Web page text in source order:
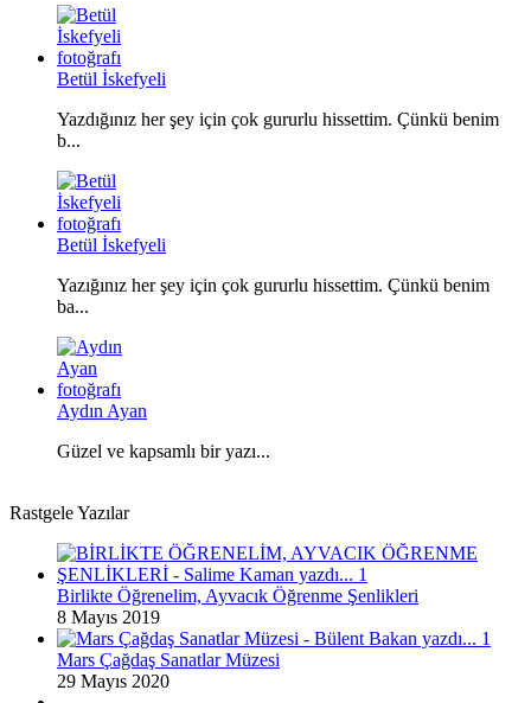
Betül İskefyeli
Yazdığınız her şey için çok gururlu hissettim. Çünkü benim
b...
Betül İskefyeli
Yazığınız her şey için çok gururlu hissettim. Çünkü benim
ba...
Aydın Ayan
Güzel ve kapsamlı bir yazı...
Rastgele Yazılar
Birlikte Öğrenelim, Ayvacık Öğrenme Şenlikleri
8 Mayıs 2019
Mars Çağdaş Sanatlar Müzesi
29 Mayıs 2020